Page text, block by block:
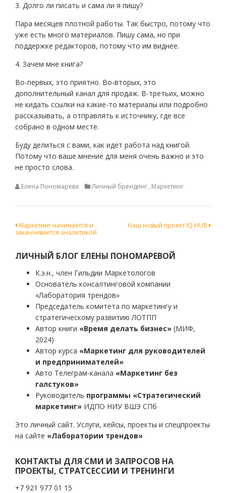
3. Долго ли писать и сама ли я пишу?
Пара месяцев плотной работы. Так быстро, потому что
уже есть много материалов. Пишу сама, но при
поддержке редакторов, потому что им виднее.
4. Зачем мне книга?
Во-первых, это приятно. Во-вторых, это
дополнительный канал для продаж. В-третьих, можно
не кидать ссылки на какие-то материалы или подробно
рассказывать, а отправлять к источнику, где все
собрано в одном месте.
Буду делиться с вами, как идет работа над книгой.
Потому что ваше мнение для меня очень важно и это
не просто слова.
Елена Пономарева Личный брендинг, Маркетинг
Навигация
записям
Маркетинг начинается и
заканчивается аналитикой
Наш новый проект IQ HUB
ЛИЧНЫЙ БЛОГ ЕЛЕНЫ ПОНОМАРЕВОЙ
К.э.н., член Гильдии Маркетологов
Основатель консалтинговой компании
«Лаборатория трендов»
Председатель комитета по маркетингу и
стратегическому развитию ЛОТПП
Автор книги «Время делать бизнес» (МИФ,
2024)
Автор курса «Маркетинг для руководителей
и предпринимателей»
Авто Телеграм-канала «Маркетинг без
галстуков»
Руководитель программы «Стратегический
маркетинг» ИДПО НИУ ВШЭ СПб
Это личный сайт. Услуги, кейсы, проекты и спецпроекты
на сайте «Лаборатории трендов»
КОНТАКТЫ ДЛЯ СМИ И ЗАПРОСОВ НА
ПРОЕКТЫ, СТРАТСЕССИИ И ТРЕНИНГИ
+7 921 977 01 15